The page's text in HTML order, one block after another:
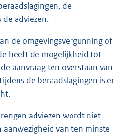
de
de adviezen.
de omgevingsvergunning of
heeft de mogelijkheid tot
aanvraag ten overstaan van
de beraadslagingen is er
adviezen wordt niet
aanwezigheid van ten minste